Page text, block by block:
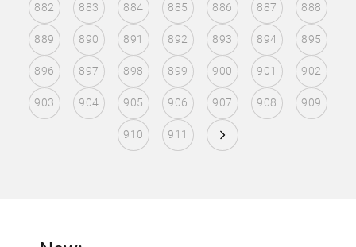
882 883 884 885 886 887 888
889 890 891 892 893 894 895
896 897 898 899 900 901 902
903 904 905 906 907 908 909
910 911